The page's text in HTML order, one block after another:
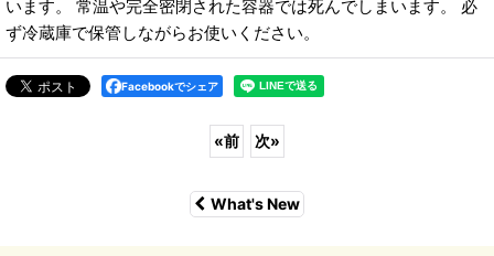
います。 常温や完全密閉された容器では死んでしまいます。 必
ず冷蔵庫で保管しながらお使いください。
Facebookでシェア
«前 次»
What's New